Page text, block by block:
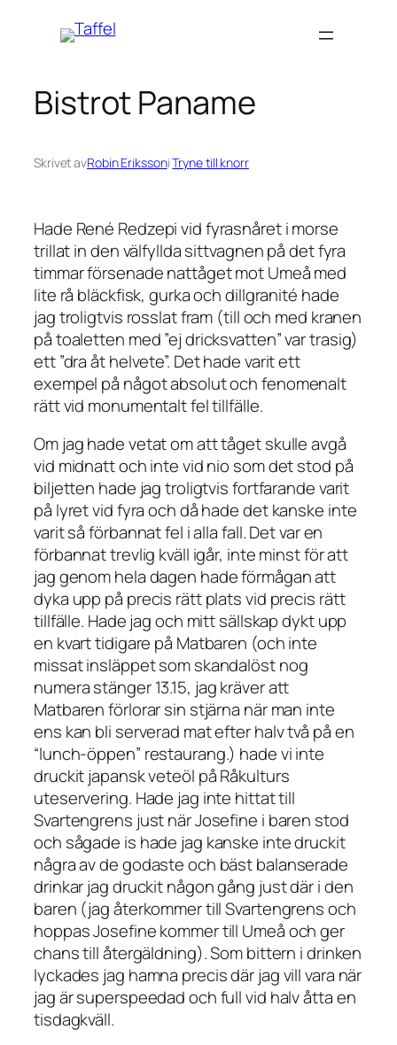
Bistrot Paname
Skrivet avRobin ErikssoniTryne till knorr
Hade René Redzepi vid fyrasnåret i morse
trillat in den välfyllda sittvagnen på det fyra
timmar försenade nattåget mot Umeå med
lite rå bläckfisk, gurka och dillgranité hade
jag troligtvis rosslat fram (till och med kranen
på toaletten med ”ej dricksvatten” var trasig)
ett ”dra åt helvete”. Det hade varit ett
exempel på något absolut och fenomenalt
rätt vid monumentalt fel tillfälle.
Om jag hade vetat om att tåget skulle avgå
vid midnatt och inte vid nio som det stod på
biljetten hade jag troligtvis fortfarande varit
på lyret vid fyra och då hade det kanske inte
varit så förbannat fel i alla fall. Det var en
förbannat trevlig kväll igår, inte minst för att
jag genom hela dagen hade förmågan att
dyka upp på precis rätt plats vid precis rätt
tillfälle. Hade jag och mitt sällskap dykt upp
en kvart tidigare på Matbaren (och inte
missat insläppet som skandalöst nog
numera stänger 13.15, jag kräver att
Matbaren förlorar sin stjärna när man inte
ens kan bli serverad mat efter halv två på en
“lunch-öppen” restaurang.) hade vi inte
druckit japansk veteöl på Råkulturs
uteservering. Hade jag inte hittat till
Svartengrens just när Josefine i baren stod
och sågade is hade jag kanske inte druckit
några av de godaste och bäst balanserade
drinkar jag druckit någon gång just där i den
baren (jag återkommer till Svartengrens och
hoppas Josefine kommer till Umeå och ger
chans till återgäldning). Som bittern i drinken
lyckades jag hamna precis där jag vill vara när
jag är superspeedad och full vid halv åtta en
tisdagkväll.